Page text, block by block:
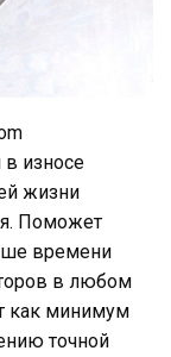
износе
жизни
Поможет
времени
в любом
как минимум
точной